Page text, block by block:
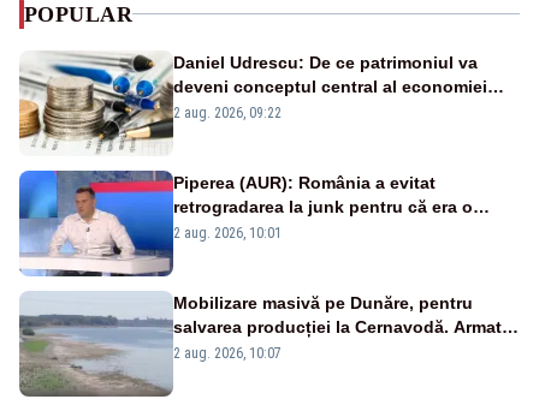
POPULAR
Daniel Udrescu: De ce patrimoniul va
deveni conceptul central al economiei
viitoare?
2 aug. 2026, 09:22
Piperea (AUR): România a evitat
retrogradarea la junk pentru că era o
catastrofă pentru bănci și fondurile de
2 aug. 2026, 10:01
Mobilizare masivă pe Dunăre, pentru
salvarea producției la Cernavodă. Armata
va detona o stâncă și va devia apa
2 aug. 2026, 10:07